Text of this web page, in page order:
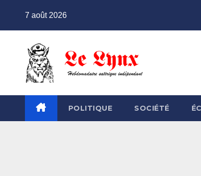
7 août 2026
POLITIQUE SOCIÉTÉ